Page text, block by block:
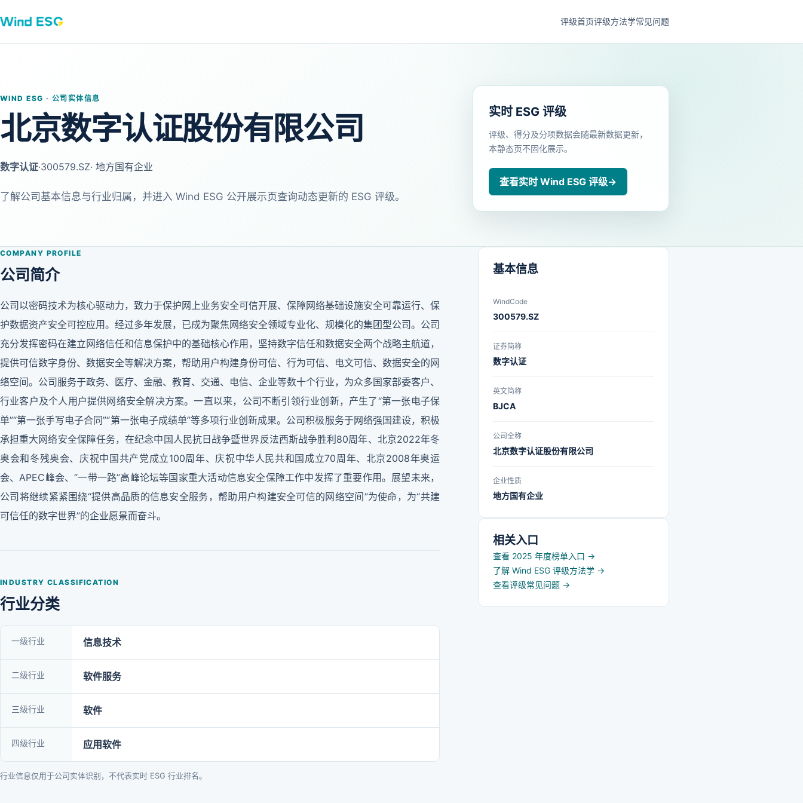
评级首页评级方法学常见问题
WIND ESG · 公司实体信息
北京数字认证股份有限公司
数字认证·300579.SZ· 地方国有企业
了解公司基本信息与行业归属，并进入 Wind ESG 公开展示页查询动态更新的 ESG 评级。
实时 ESG 评级
评级、得分及分项数据会随最新数据更新，
本静态页不固化展示。
查看实时 Wind ESG 评级→
COMPANY PROFILE
公司简介
公司以密码技术为核心驱动力，致力于保护网上业务安全可信开展、保障网络基础设施安全可靠运行、保
护数据资产安全可控应用。经过多年发展，已成为聚焦网络安全领域专业化、规模化的集团型公司。公司
充分发挥密码在建立网络信任和信息保护中的基础核心作用，坚持数字信任和数据安全两个战略主航道，
提供可信数字身份、数据安全等解决方案，帮助用户构建身份可信、行为可信、电文可信、数据安全的网
络空间。公司服务于政务、医疗、金融、教育、交通、电信、企业等数十个行业，为众多国家部委客户、
行业客户及个人用户提供网络安全解决方案。一直以来，公司不断引领行业创新，产生了“第一张电子保
单”“第一张手写电子合同”“第一张电子成绩单”等多项行业创新成果。公司积极服务于网络强国建设，积极
承担重大网络安全保障任务，在纪念中国人民抗日战争暨世界反法西斯战争胜利80周年、北京2022年冬
奥会和冬残奥会、庆祝中国共产党成立100周年、庆祝中华人民共和国成立70周年、北京2008年奥运
会、APEC峰会、“一带一路”高峰论坛等国家重大活动信息安全保障工作中发挥了重要作用。展望未来，
公司将继续紧紧围绕“提供高品质的信息安全服务，帮助用户构建安全可信的网络空间”为使命，为“共建
可信任的数字世界”的企业愿景而奋斗。
INDUSTRY CLASSIFICATION
行业分类
一级行业 信息技术
二级行业 软件服务
三级行业 软件
四级行业 应用软件
行业信息仅用于公司实体识别，不代表实时 ESG 行业排名。
基本信息
WindCode
300579.SZ
证券简称
数字认证
英文简称
BJCA
公司全称
北京数字认证股份有限公司
企业性质
地方国有企业
相关入口
查看 2025 年度榜单入口 →
了解 Wind ESG 评级方法学 →
查看评级常见问题 →